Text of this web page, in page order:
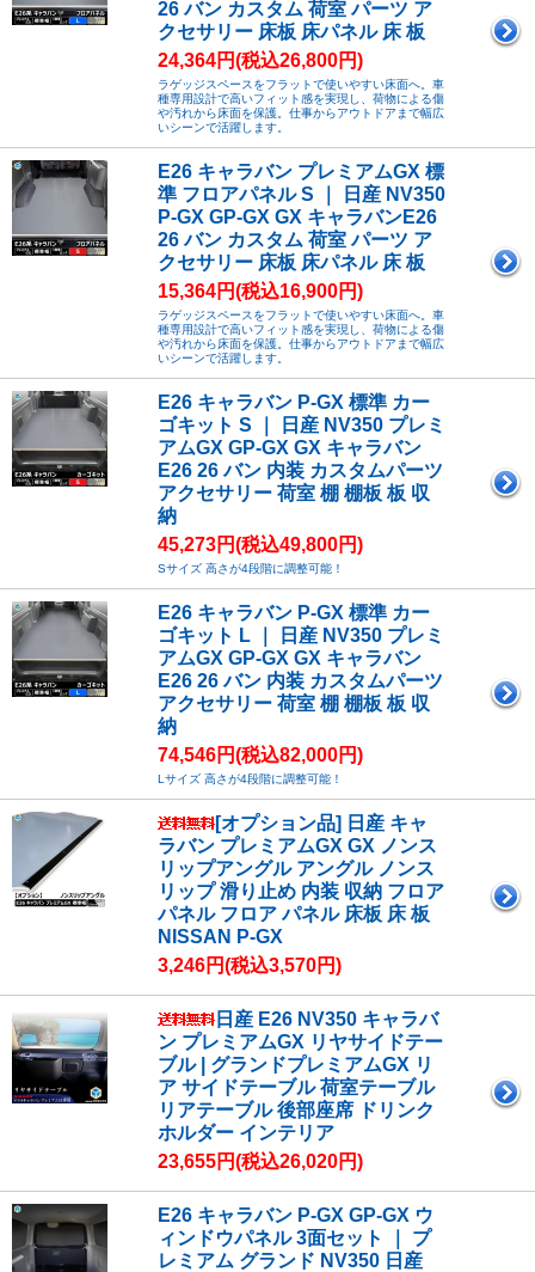
26 バン カスタム 荷室 パーツ ア
クセサリー 床板 床パネル 床 板
24,364円(税込26,800円)
ラゲッジスペースをフラットで使いやすい床面へ。車
種専用設計で高いフィット感を実現し、荷物による傷
や汚れから床面を保護。仕事からアウトドアまで幅広
いシーンで活躍します。
E26 キャラバン プレミアムGX 標
準 フロアパネル S ｜ 日産 NV350
P-GX GP-GX GX キャラバンE26
26 バン カスタム 荷室 パーツ ア
クセサリー 床板 床パネル 床 板
15,364円(税込16,900円)
ラゲッジスペースをフラットで使いやすい床面へ。車
種専用設計で高いフィット感を実現し、荷物による傷
や汚れから床面を保護。仕事からアウトドアまで幅広
いシーンで活躍します。
E26 キャラバン P-GX 標準 カー
ゴキット S ｜ 日産 NV350 プレミ
アムGX GP-GX GX キャラバン
E26 26 バン 内装 カスタムパーツ
アクセサリー 荷室 棚 棚板 板 収
納
45,273円(税込49,800円)
Sサイズ 高さが4段階に調整可能！
E26 キャラバン P-GX 標準 カー
ゴキット L ｜ 日産 NV350 プレミ
アムGX GP-GX GX キャラバン
E26 26 バン 内装 カスタムパーツ
アクセサリー 荷室 棚 棚板 板 収
納
74,546円(税込82,000円)
Lサイズ 高さが4段階に調整可能！
[オプション品] 日産 キャ
ラバン プレミアムGX GX ノンス
リップアングル アングル ノンス
リップ 滑り止め 内装 収納 フロア
パネル フロア パネル 床板 床 板
NISSAN P-GX
3,246円(税込3,570円)
日産 E26 NV350 キャラバ
ン プレミアムGX リヤサイドテー
ブル | グランドプレミアムGX リ
ア サイドテーブル 荷室テーブル
リアテーブル 後部座席 ドリンク
ホルダー インテリア
23,655円(税込26,020円)
E26 キャラバン P-GX GP-GX ウ
ィンドウパネル 3面セット ｜ プ
レミアム グランド NV350 日産